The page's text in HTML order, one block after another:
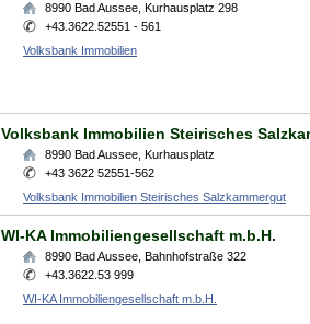
8990 Bad Aussee Kurhausplatz 298
+43.3622.52551 - 561
Volksbank Immobilien
Volksbank Immobilien Steirisches
8990 Bad Aussee Kurhausplatz
+43 3622 52551-562
Volksbank Immobilien Steirisches Salzkammergut
WI-KA Immobiliengesellschaft m.b.H.
8990 Bad Aussee Bahnhofstraße 322
+43.3622.53 999
WI-KA Immobiliengesellschaft m.b.H.